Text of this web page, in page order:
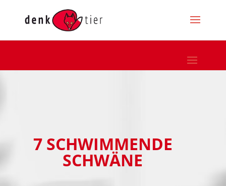
7 SCHWIMMENDE
SCHWÄNE